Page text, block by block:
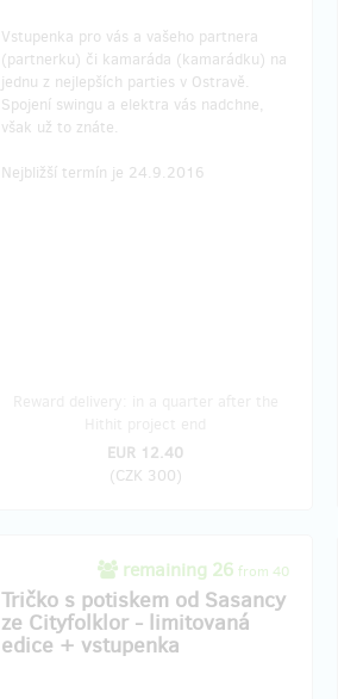
Vstupenka pro vás a vašeho partnera
(partnerku) či kamaráda (kamarádku) na
jednu z nejlepších parties v Ostravě.
Spojení swingu a elektra vás nadchne,
však už to znáte.
Nejbližší termín je 24.9.2016
EUR 12.40
(CZK 300)
remaining 26 from 40
Tričko s potiskem od Sasancy
ze Cityfolklor - limitovaná
edice + vstupenka